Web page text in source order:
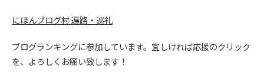
にほんブログ村 遍路・巡礼
ブログランキングに参加しています。宜しければ応援のクリック
を、よろしくお願い致します！